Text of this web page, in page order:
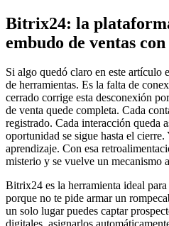
Bitrix24: la
embudo de ventas
Si algo quedó claro en este artículo
de herramientas. Es la falta de
cerrado corrige esta desconexión
de venta quede completa. Cada
registrado. Cada interacción queda
oportunidad se sigue hasta el
aprendizaje. Con esa
misterio y se vuelve un mecanismo
Bitrix24 es la herramienta ideal
porque no te pide armar un
un solo lugar puedes captar